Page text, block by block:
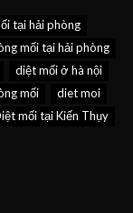
tại hải phòng
mối tại hải phòng
diệt mối ở hà nội
mối
diet moi
mối tại Kiến Thụy